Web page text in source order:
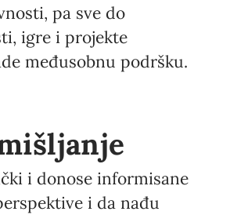
pa sve do
igre i projekte
međusobnu podršku.
i donose informisane
i da nađu